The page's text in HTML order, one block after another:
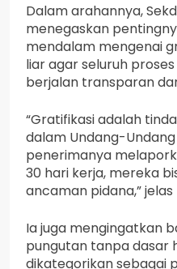
Dalam arahannya,
menegaskan
mendalam mengenai
liar agar seluruh
berjalan transparan
“Gratifikasi adalah
dalam Undang-Undang
penerimanya
30 hari kerja, mereka
ancaman pidana,” jelas
Ia juga mengingatkan
pungutan tanpa dasar
dikategorikan sebagai